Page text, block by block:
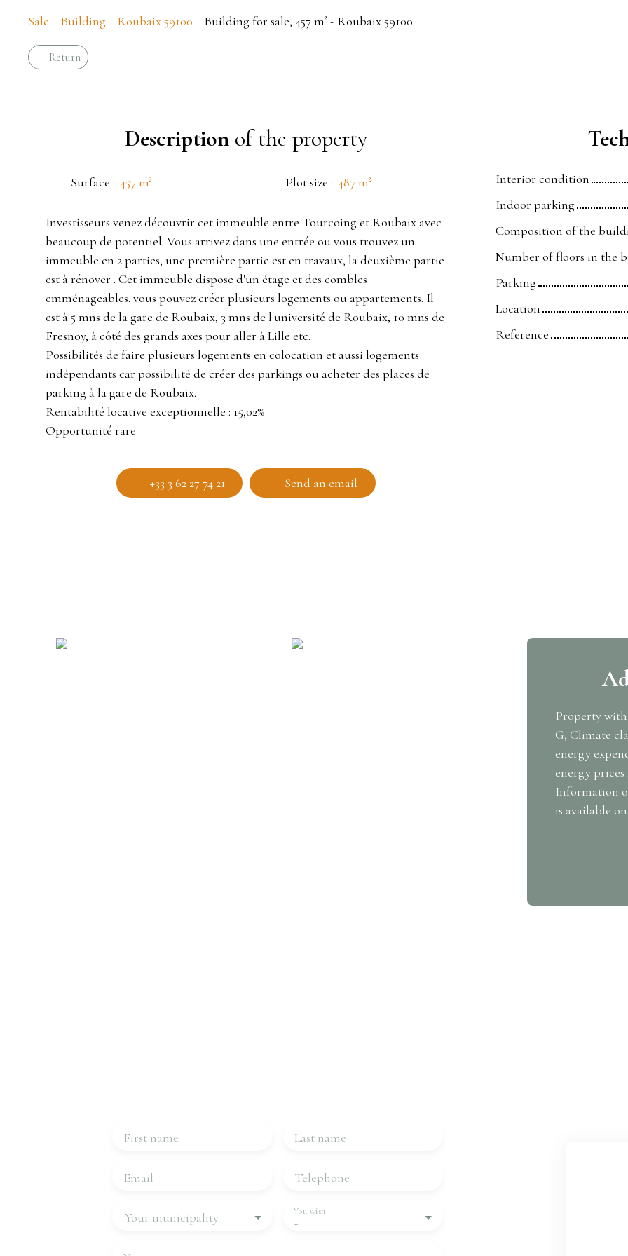
Sale Building Roubaix 59100 Building for sale, 457 m² - Roubaix 59100
Return
Description of the property
Surface : 457 m² Plot size : 487 m²
Investisseurs venez découvrir cet immeuble entre Tourcoing et Roubaix avec
beaucoup de potentiel. Vous arrivez dans une entrée ou vous trouvez un
immeuble en 2 parties, une première partie est en travaux, la deuxième partie
est à rénover . Cet immeuble dispose d'un étage et des combles
emménageables. vous pouvez créer plusieurs logements ou appartements. Il
est à 5 mns de la gare de Roubaix, 3 mns de l'université de Roubaix, 10 mns de
Fresnoy, à côté des grands axes pour aller à Lille etc.
Possibilités de faire plusieurs logements en colocation et aussi logements
indépendants car possibilité de créer des parkings ou acheter des places de
parking à la gare de Roubaix.
Rentabilité locative exceptionnelle : 15,02%
Opportunité rare
+33 3 62 27 74 21 Send an email
Interior condition
Indoor parking
Composition of the
Number of floors in the
Parking
Location
Reference
Property with
G, Climate
energy
energy prices
Information
is available
First name Last name
Email Telephone
Your municipality -
You wish